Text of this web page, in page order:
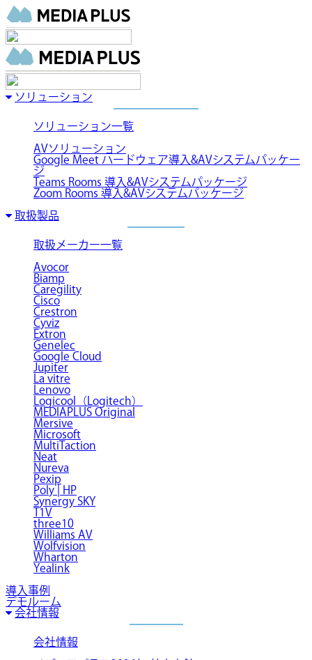
ソリューション
ソリューション一覧
AVソリューション
Google Meet ハードウェア導入&AVシステムパッケー
ジ
Teams Rooms 導入&AVシステムパッケージ
Zoom Rooms 導入&AVシステムパッケージ
取扱製品
取扱メーカー一覧
Avocor
Biamp
Caregility
Cisco
Crestron
Cyviz
Extron
Genelec
Google Cloud
Jupiter
La vitre
Lenovo
Logicool（Logitech）
MEDIAPLUS Original
Mersive
Microsoft
MultiTaction
Neat
Nureva
Pexip
Poly | HP
Synergy SKY
T1V
three10
Williams AV
Wolfvision
Wharton
Yealink
導入事例
デモルーム
会社情報
会社情報